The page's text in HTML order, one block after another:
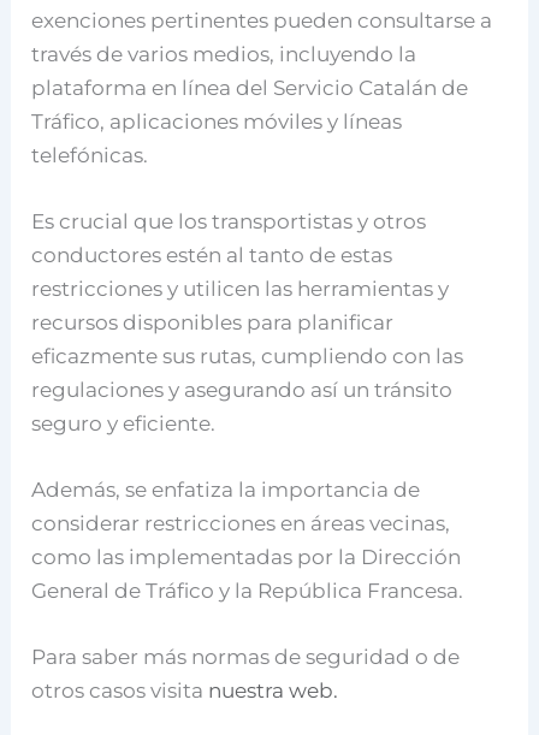
exenciones pertinentes pueden consultarse a
través de varios medios, incluyendo la
plataforma en línea del Servicio Catalán de
Tráfico, aplicaciones móviles y líneas
telefónicas.
Es crucial que los transportistas y otros
conductores estén al tanto de estas
restricciones y utilicen las herramientas y
recursos disponibles para planificar
eficazmente sus rutas, cumpliendo con las
regulaciones y asegurando así un tránsito
seguro y eficiente.
Además, se enfatiza la importancia de
considerar restricciones en áreas vecinas,
como las implementadas por la Dirección
General de Tráfico y la República Francesa.
Para saber más normas de seguridad o de
otros casos visita nuestra web.